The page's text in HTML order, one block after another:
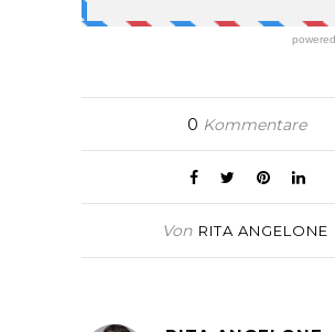
0 Kommentare
Von RITA ANGELONE